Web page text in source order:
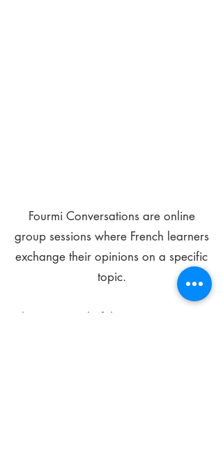
Fourmi Conversations are online
group sessions where French learners
exchange their opinions on a specific
topic.
The main goal of these meetings is to